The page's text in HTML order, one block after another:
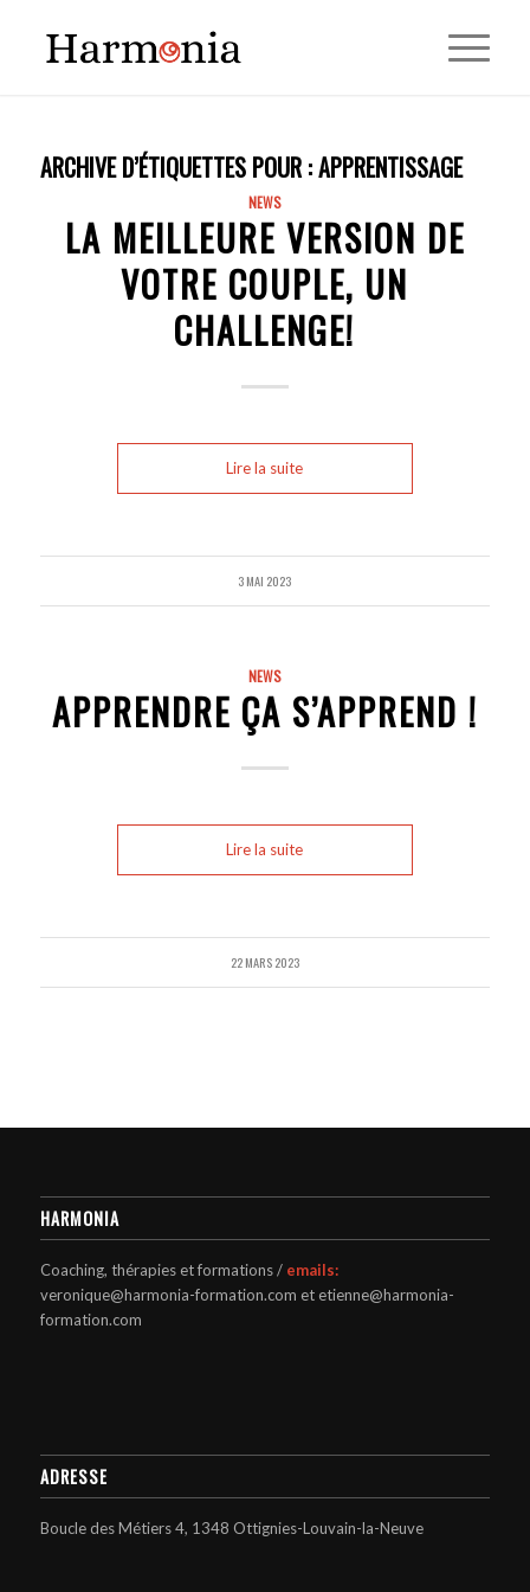
ARCHIVE D’ÉTIQUETTES POUR :APPRENTISSAGE
NEWS
LA MEILLEURE VERSION DE
VOTRE COUPLE, UN
CHALLENGE!
Lire la suite
3 MAI 2023
NEWS
APPRENDRE ÇA S’APPREND !
Lire la suite
22 MARS 2023
HARMONIA
Coaching, thérapies et formations / emails:
veronique@harmonia-formation.com et etienne@harmonia-
formation.com
ADRESSE
Boucle des Métiers 4, 1348 Ottignies-Louvain-la-Neuve